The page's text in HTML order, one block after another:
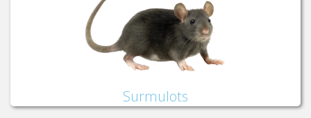
Surmulots